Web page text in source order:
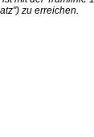
zu erreichen.